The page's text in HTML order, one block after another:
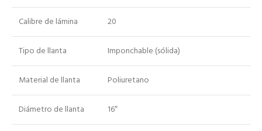
Calibre de lámina 20
Tipo de llanta Imponchable (sólida)
Material de llanta Poliuretano
Diámetro de llanta 16″